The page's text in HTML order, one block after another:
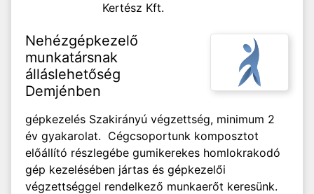
Kertész Kft.
Nehézgépkezelő
munkatársnak
álláslehetőség
Demjénben
gépkezelés Szakirányú végzettség, minimum 2
év gyakarolat. Cégcsoportunk komposztot
előállító részlegébe gumikerekes homlokrakodó
gép kezelésében jártas és gépkezelői
végzettséggel rendelkező munkaerőt keresünk.